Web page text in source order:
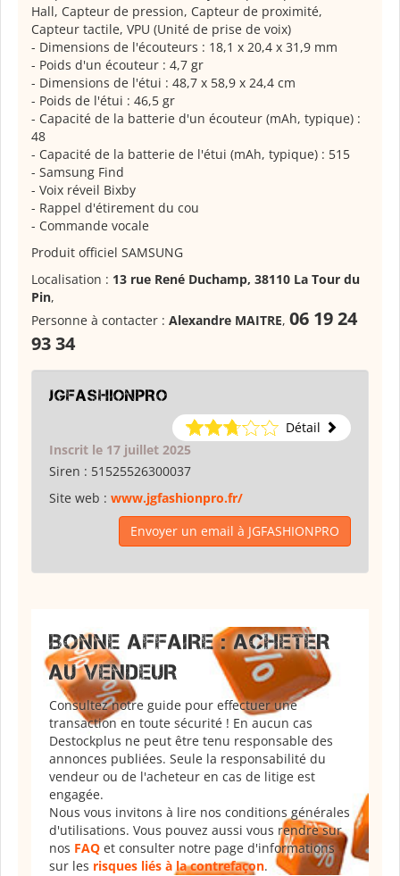
Hall, Capteur de pression, Capteur de proximité,
Capteur tactile, VPU (Unité de prise de voix)
- Dimensions de l'écouteurs : 18,1 x 20,4 x 31,9 mm
- Poids d'un écouteur : 4,7 gr
- Dimensions de l'étui : 48,7 x 58,9 x 24,4 cm
- Poids de l'étui : 46,5 gr
- Capacité de la batterie d'un écouteur (mAh, typique) :
48
- Capacité de la batterie de l'étui (mAh, typique) : 515
- Samsung Find
- Voix réveil Bixby
- Rappel d'étirement du cou
- Commande vocale
Produit officiel SAMSUNG
Localisation : 13 rue René Duchamp, 38110 La Tour du
Pin,
Personne à contacter : Alexandre MAITRE, 06 19 24
93 34
JGFASHIONPRO
Détail
Inscrit le 17 juillet 2025
Siren : 51525526300037
Site web : www.jgfashionpro.fr/
Envoyer un email à JGFASHIONPRO
BONNE AFFAIRE : ACHETER
AU VENDEUR
Consultez notre guide pour effectuer une
transaction en toute sécurité ! En aucun cas
Destockplus ne peut être tenu responsable des
annonces publiées. Seule la responsabilité du
vendeur ou de l'acheteur en cas de litige est
engagée.
Nous vous invitons à lire nos conditions générales
d'utilisations. Vous pouvez aussi vous rendre sur
nos FAQ et consulter notre page d'informations
sur les risques liés à la contrefaçon.